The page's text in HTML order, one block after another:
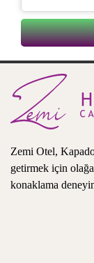
Zemi Otel,
getirmek için
konaklama